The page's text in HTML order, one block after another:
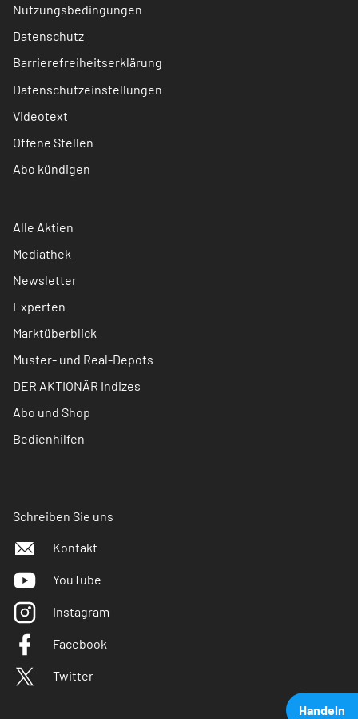
Handeln
Nutzungsbedingungen
Datenschutz
Barrierefreiheitserklärung
Datenschutzeinstellungen
Videotext
Offene Stellen
Abo kündigen
Alle Aktien
Mediathek
Newsletter
Experten
Marktüberblick
Muster- und Real-Depots
DER AKTIONÄR Indizes
Abo und Shop
Bedienhilfen
Schreiben Sie uns
Kontakt
YouTube
Instagram
Facebook
Twitter